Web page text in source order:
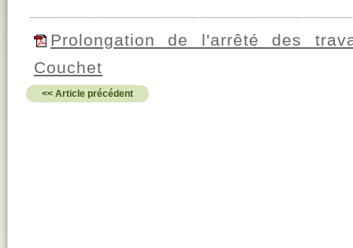
Prolongation de l'arrêté des
Couchet
<< Article précédent